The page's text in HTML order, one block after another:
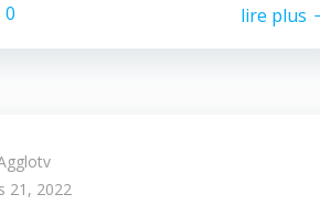
0 lire plus
21, 2022